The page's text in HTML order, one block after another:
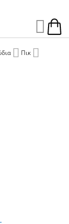
Πικ